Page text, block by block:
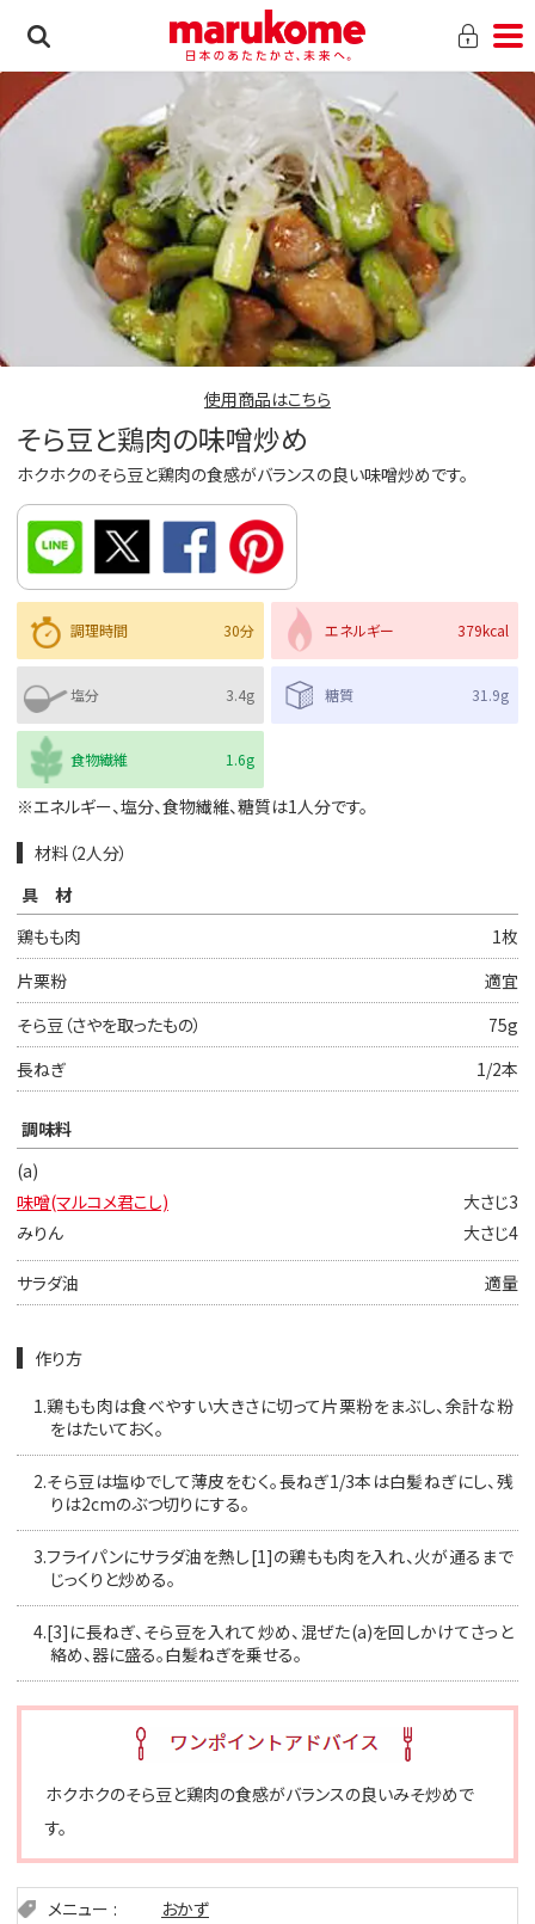
使用商品はこちら
そら豆と鶏肉の味噌炒め
ホクホクのそら豆と鶏肉の食感がバランスの良い味噌炒めです。
調理時間 30分 エネルギー 379kcal
塩分 3.4g 糖質 31.9g
食物繊維 1.6g
※エネルギー、塩分、食物繊維、糖質は1人分です。
材料（2人分）
具材
鶏もも肉
1枚
片栗粉
適宜
そら豆（さやを取ったもの）
75g
長ねぎ
1/2本
調味料
(a)
味噌(マルコメ君こし)
大さじ3
みりん
大さじ4
サラダ油 適量
作り方
1.鶏もも肉は食べやすい大きさに切って片栗粉をまぶし、余計な粉
をはたいておく。
2.そら豆は塩ゆでして薄皮をむく。長ねぎ1/3本は白髪ねぎにし、残
りは2cmのぶつ切りにする。
3.フライパンにサラダ油を熱し[1]の鶏もも肉を入れ、火が通るまで
じっくりと炒める。
4.[3]に長ねぎ、そら豆を入れて炒め、混ぜた(a)を回しかけてさっと
絡め、器に盛る。白髪ねぎを乗せる。
ホクホクのそら豆と鶏肉の食感がバランスの良いみそ炒めで
す。
メニュー
おかず